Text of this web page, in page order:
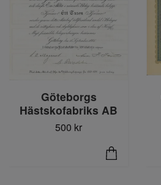
Göteborgs
Hästskofabriks AB
500 kr